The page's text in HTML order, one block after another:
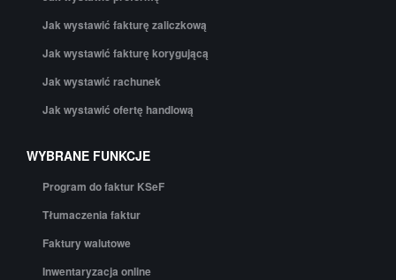
Jak wystawić fakturę zaliczkową
Jak wystawić fakturę korygującą
Jak wystawić rachunek
Jak wystawić ofertę handlową
WYBRANE FUNKCJE
Program do faktur KSeF
Tłumaczenia faktur
Faktury walutowe
Inwentaryzacja online